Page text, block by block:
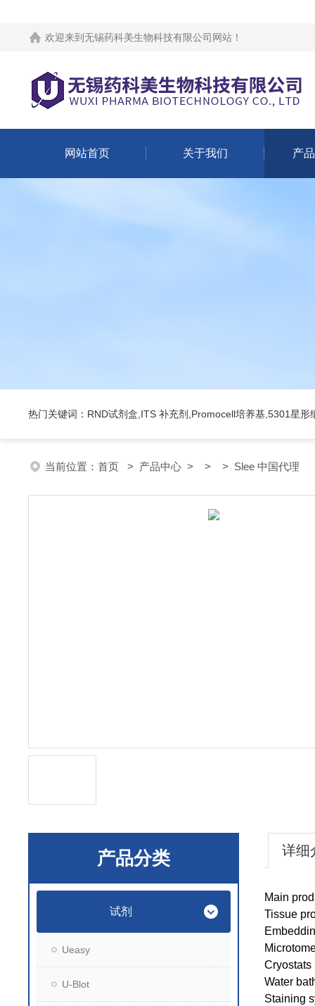
欢迎来到 无锡药科美生物科技有限公司网站 ！
网站首页 关于我们 产
热门关键词：RND试剂盒,ITS 补充剂,Promocell培养基,5301星形
当前位置： 首页 > 产品中心 > > > Slee 中国代理
产品分类
试剂
Ueasy
U-Blot
详细
Main
Tissue
Cryostats
Water
Staining